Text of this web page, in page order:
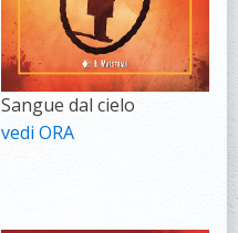
Sangue dal cielo
vedi ORA